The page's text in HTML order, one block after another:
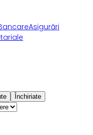
Asigurări
Închiriate